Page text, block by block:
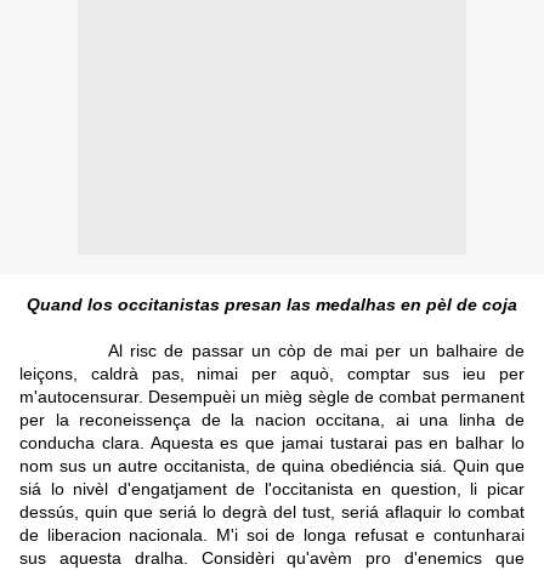
Quand los occitanistas presan las medalhas en pèl de coja
Al risc de passar un còp de mai per un balhaire de
leiçons, caldrà pas, nimai per aquò, comptar sus ieu per
m'autocensurar. Desempuèi un mièg sègle de combat permanent
per la reconeissença de la nacion occitana, ai una linha de
conducha clara. Aquesta es que jamai tustarai pas en balhar lo
nom sus un autre occitanista, de quina obediéncia siá. Quin que
siá lo nivèl d'engatjament de l'occitanista en question, li picar
dessús, quin que seriá lo degrà del tust, seriá aflaquir lo combat
de liberacion nacionala. M'i soi de longa refusat e contunharai
sus aquesta dralha. Considèri qu'avèm pro d'enemics que